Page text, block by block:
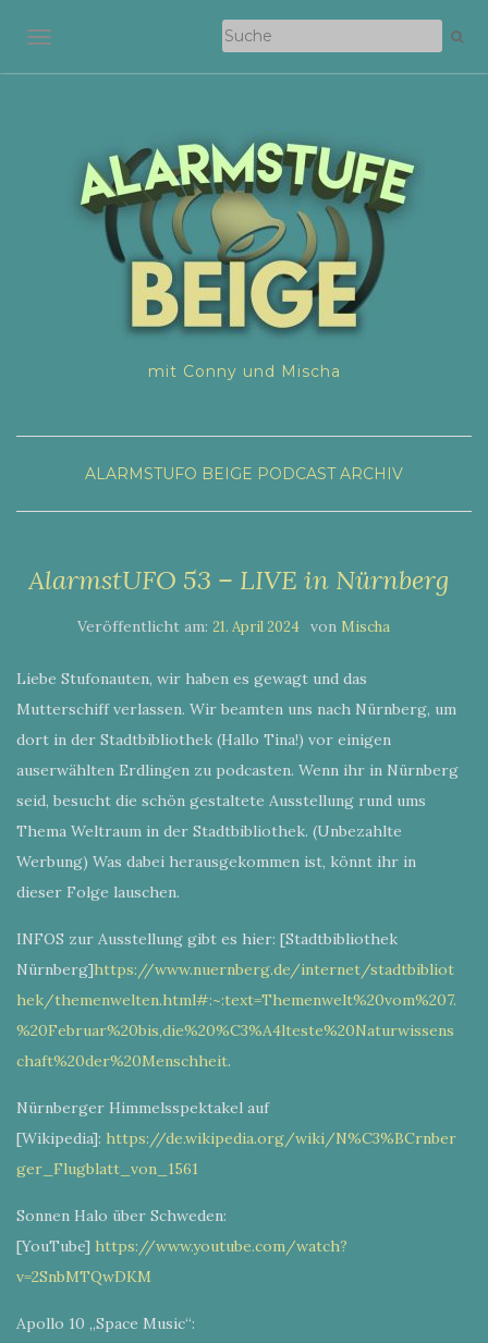
NAVIGATION EIN-/AUSSCHALTEN
mit Conny und Mischa
ALARMSTUFO BEIGE PODCAST ARCHIV
AlarmstUFO 53 – LIVE in Nürnberg
Veröffentlicht am: 21. April 2024 von Mischa
Liebe Stufonauten, wir haben es gewagt und das
Mutterschiff verlassen. Wir beamten uns nach Nürnberg, um
dort in der Stadtbibliothek (Hallo Tina!) vor einigen
auserwählten Erdlingen zu podcasten. Wenn ihr in Nürnberg
seid, besucht die schön gestaltete Ausstellung rund ums
Thema Weltraum in der Stadtbibliothek. (Unbezahlte
Werbung) Was dabei herausgekommen ist, könnt ihr in
dieser Folge lauschen.
INFOS zur Ausstellung gibt es hier: [Stadtbibliothek
Nürnberg]https://www.nuernberg.de/internet/stadtbibliot
hek/themenwelten.html#:~:text=Themenwelt%20vom%207.
%20Februar%20bis,die%20%C3%A4lteste%20Naturwissens
chaft%20der%20Menschheit.
Nürnberger Himmelsspektakel auf
[Wikipedia]: https://de.wikipedia.org/wiki/N%C3%BCrnber
ger_Flugblatt_von_1561
Sonnen Halo über Schweden:
[YouTube] https://www.youtube.com/watch?
v=2SnbMTQwDKM
Apollo 10 „Space Music“: